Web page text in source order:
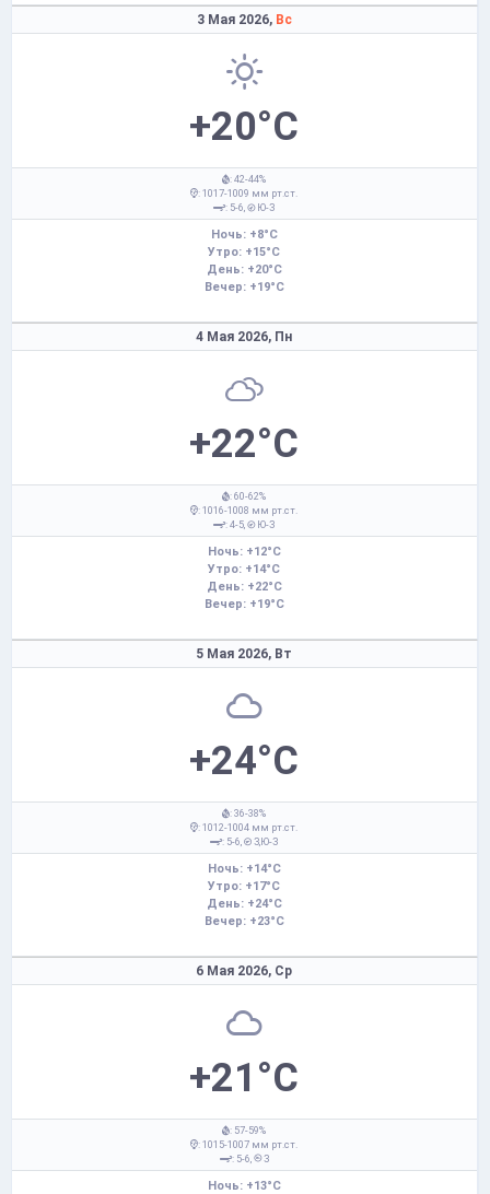
3 Мая 2026, Вс
+20°C
: 42-44%
: 1017-1009 мм рт.ст.
: 5-6,
Ю-З
Ночь: +8°C
Утро: +15°C
День: +20°C
Вечер: +19°C
4 Мая 2026, Пн
+22°C
: 60-62%
: 1016-1008 мм рт.ст.
: 4-5,
Ю-З
Ночь: +12°C
Утро: +14°C
День: +22°C
Вечер: +19°C
5 Мая 2026, Вт
+24°C
: 36-38%
: 1012-1004 мм рт.ст.
: 5-6,
З,Ю-З
Ночь: +14°C
Утро: +17°C
День: +24°C
Вечер: +23°C
6 Мая 2026, Ср
+21°C
: 57-59%
: 1015-1007 мм рт.ст.
: 5-6,
З
Ночь: +13°C